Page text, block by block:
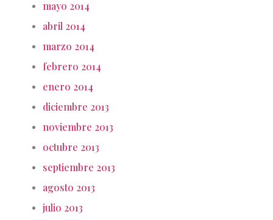
mayo 2014
abril 2014
marzo 2014
febrero 2014
enero 2014
diciembre 2013
noviembre 2013
octubre 2013
septiembre 2013
agosto 2013
julio 2013